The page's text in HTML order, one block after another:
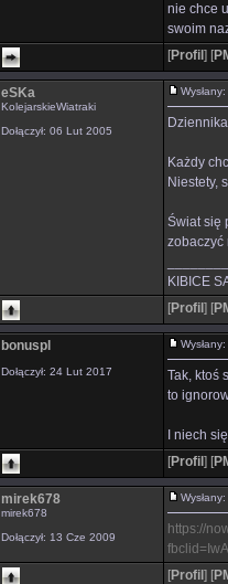
nie chce
swoim
[Profil ] [
eSKa
KolejarskieWiatraki
Dołączył: 06 Lut 2005
Każdy
Niestety,
Świat się
zobaczyć
KIBICE
[Profil ] [
bonuspl
Dołączył: 24 Lut 2017
Tak, ktoś
to
I niech
[Profil ] [
mirek678
mirek678
Dołączył: 13 Cze 2009
https://
[Profil ] [